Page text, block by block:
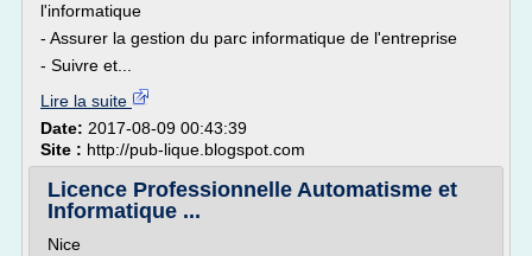
l'informatique
- Assurer la gestion du parc informatique de l'entreprise
- Suivre et...
Lire la suite
Date: 2017-08-09 00:43:39
Site : http://pub-lique.blogspot.com
Licence Professionnelle Automatisme et
Informatique ...
Nice